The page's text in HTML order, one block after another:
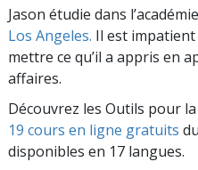
Jason étudie dans
Los Angeles. Il est
mettre ce qu’il a appris en
affaires.
Découvrez les Outils pour
19 cours en ligne gratuits du
disponibles en 17 langues.